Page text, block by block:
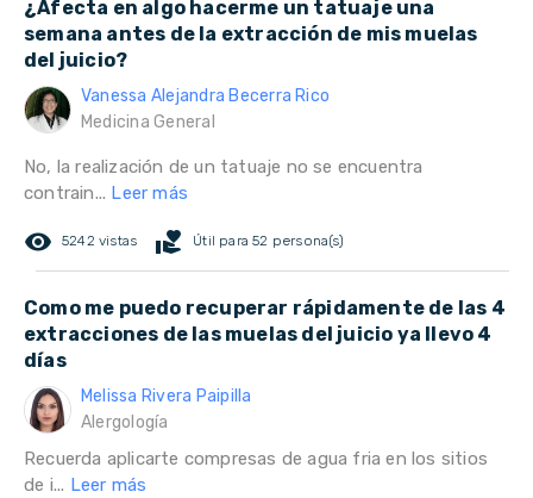
¿Afecta en algo hacerme un tatuaje una
semana antes de la extracción de mis muelas
del juicio?
Vanessa Alejandra Becerra Rico
Medicina General
No, la realización de un tatuaje no se encuentra
contrain... Leer más
remove_red_eye 5242 vistas volunteer_activism Útil para 52 persona(s)
Como me puedo recuperar rápidamente de las 4
extracciones de las muelas del juicio ya llevo 4
días
Melissa Rivera Paipilla
Alergología
Recuerda aplicarte compresas de agua fria en los sitios
de i... Leer más